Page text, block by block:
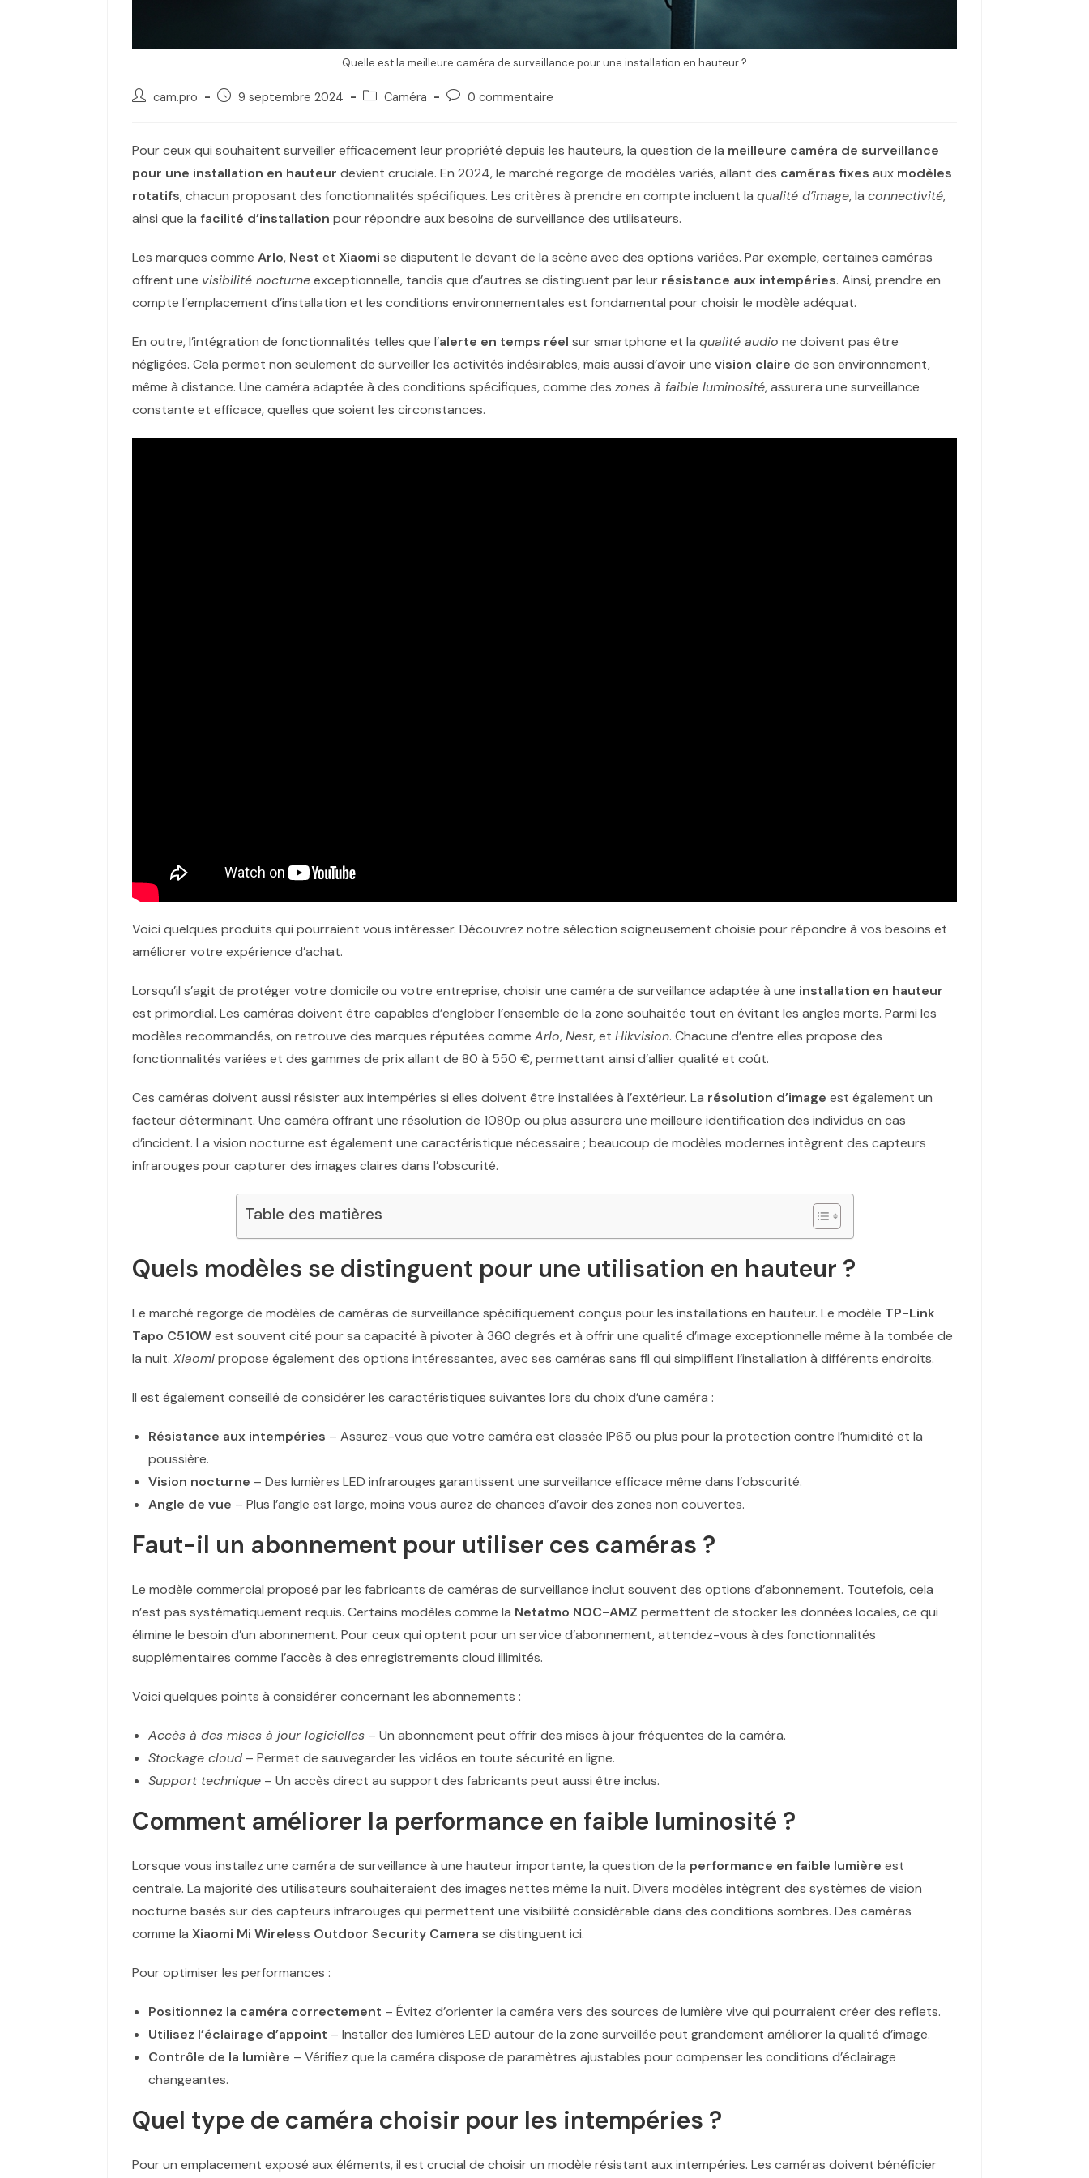
Quelle est la meilleure caméra de surveillance pour une installation en hauteur ?
cam.pro 9 septembre 2024 Caméra 0 commentaire
Pour ceux qui souhaitent surveiller efficacement leur propriété depuis les hauteurs, la question de la meilleure caméra de surveillance
pour une installation en hauteur devient cruciale. En 2024, le marché regorge de modèles variés, allant des caméras fixes aux modèles
rotatifs, chacun proposant des fonctionnalités spécifiques. Les critères à prendre en compte incluent la qualité d’image, la connectivité,
ainsi que la facilité d’installation pour répondre aux besoins de surveillance des utilisateurs.
Les marques comme Arlo, Nest et Xiaomi se disputent le devant de la scène avec des options variées. Par exemple, certaines caméras
offrent une visibilité nocturneexceptionnelle, tandis que d’autres se distinguent par leur résistance aux intempéries. Ainsi, prendre en
compte l’emplacement d’installation et les conditions environnementales est fondamental pour choisir le modèle adéquat.
En outre, l’intégration de fonctionnalités telles que l’alerte en temps réel sur smartphone et la qualité audio ne doivent pas être
négligées. Cela permet non seulement de surveiller les activités indésirables, mais aussi d’avoir une vision claire de son environnement,
même à distance. Une caméra adaptée à des conditions spécifiques, comme des zones à faible luminosité, assurera une surveillance
constante et efficace, quelles que soient les circonstances.
Voici quelques produits qui pourraient vous intéresser. Découvrez notre sélection soigneusement choisie pour répondre à vos besoins et
améliorer votre expérience d’achat.
Lorsqu’il s’agit de protéger votre domicile ou votre entreprise, choisir une caméra de surveillance adaptée à une installation en hauteur
est primordial. Les caméras doivent être capables d’englober l’ensemble de la zone souhaitée tout en évitant les angles morts. Parmi les
modèles recommandés, on retrouve des marques réputées comme Arlo,Nest, et Hikvision. Chacune d’entre elles propose des
fonctionnalités variées et des gammes de prix allant de 80 à 550 €, permettant ainsi d’allier qualité et coût.
Ces caméras doivent aussi résister aux intempéries si elles doivent être installées à l’extérieur. La résolution d’image est également un
facteur déterminant. Une caméra offrant une résolution de 1080p ou plus assurera une meilleure identification des individus en cas
d’incident. La vision nocturne est également une caractéristique nécessaire ; beaucoup de modèles modernes intègrent des capteurs
infrarouges pour capturer des images claires dans l’obscurité.
Table des matières
Quels modèles se distinguent pour une utilisation en hauteur ?
Le marché regorge de modèles de caméras de surveillance spécifiquement conçus pour les installations en hauteur. Le modèle TP-Link
Tapo C510West souvent cité pour sa capacité à pivoter à 360 degrés et à offrir une qualité d’image exceptionnelle même à la tombée de
la nuit. Xiaomipropose également des options intéressantes, avec ses caméras sans fil qui simplifient l’installation à différents endroits.
Il est également conseillé de considérer les caractéristiques suivantes lors du choix d’une caméra :
Résistance aux intempéries – Assurez-vous que votre caméra est classée IP65 ou plus pour la protection contre l’humidité et la
poussière.
Vision nocturne – Des lumières LED infrarouges garantissent une surveillance efficace même dans l’obscurité.
Angle de vue – Plus l’angle est large, moins vous aurez de chances d’avoir des zones non couvertes.
Faut-il un abonnement pour utiliser ces caméras ?
Le modèle commercial proposé par les fabricants de caméras de surveillance inclut souvent des options d’abonnement. Toutefois, cela
n’est pas systématiquement requis. Certains modèles comme la Netatmo NOC-AMZ permettent de stocker les données locales, ce qui
élimine le besoin d’un abonnement. Pour ceux qui optent pour un service d’abonnement, attendez-vous à des fonctionnalités
supplémentaires comme l’accès à des enregistrements cloud illimités.
Voici quelques points à considérer concernant les abonnements :
Accès à des mises à jour logicielles – Un abonnement peut offrir des mises à jour fréquentes de la caméra.
Stockage cloud – Permet de sauvegarder les vidéos en toute sécurité en ligne.
Support technique – Un accès direct au support des fabricants peut aussi être inclus.
Comment améliorer la performance en faible luminosité ?
Lorsque vous installez une caméra de surveillance à une hauteur importante, la question de la performance en faible lumière est
centrale. La majorité des utilisateurs souhaiteraient des images nettes même la nuit. Divers modèles intègrent des systèmes de vision
nocturne basés sur des capteurs infrarouges qui permettent une visibilité considérable dans des conditions sombres. Des caméras
comme la Xiaomi Mi Wireless Outdoor Security Camera se distinguent ici.
Pour optimiser les performances :
Positionnez la caméra correctement – Évitez d’orienter la caméra vers des sources de lumière vive qui pourraient créer des reflets.
Utilisez l’éclairage d’appoint – Installer des lumières LED autour de la zone surveillée peut grandement améliorer la qualité d’image.
Contrôle de la lumière – Vérifiez que la caméra dispose de paramètres ajustables pour compenser les conditions d’éclairage
changeantes.
Quel type de caméra choisir pour les intempéries ?
Pour un emplacement exposé aux éléments, il est crucial de choisir un modèle résistant aux intempéries. Les caméras doivent bénéficier